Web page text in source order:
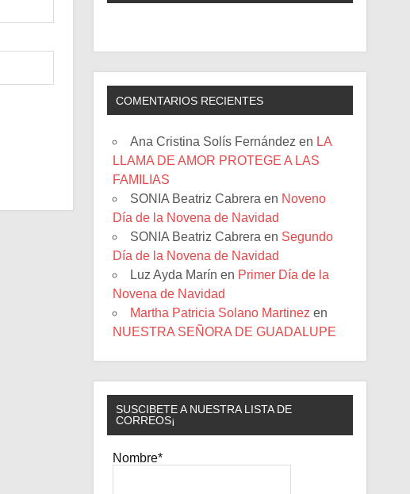
COMENTARIOS RECIENTES
Ana Cristina Solís Fernández en LA
LLAMA DE AMOR PROTEGE A LAS
FAMILIAS
SONIA Beatriz Cabrera en Noveno
Día de la Novena de Navidad
SONIA Beatriz Cabrera en Segundo
Día de la Novena de Navidad
Luz Ayda Marín en Primer Día de la
Novena de Navidad
Martha Patricia Solano Martinez en
NUESTRA SEÑORA DE GUADALUPE
SUSCIBETE A NUESTRA LISTA DE
CORREOS¡
Nombre*